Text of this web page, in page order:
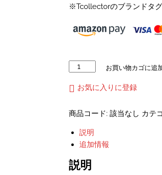
※Tcollectorのブランドタグ
メ
車
ャ
ン
グ
カ
お買い物カゴに追
お気に入りに登録
商品コード: 該当なし カテ
説明
追加情報
説明